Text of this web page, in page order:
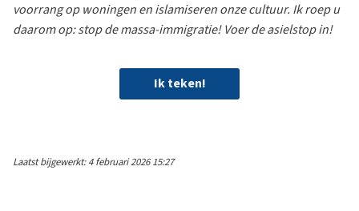
voorrang op woningen en islamiseren onze cultuur. Ik roep u
daarom op: stop de massa-immigratie! Voer de asielstop in!
Ik teken!
Laatst bijgewerkt: 4 februari 2026 15:27